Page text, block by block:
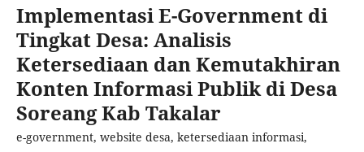
Implementasi E-Government di
Tingkat Desa: Analisis
Ketersediaan dan Kemutakhiran
Konten Informasi Publik di Desa
Soreang Kab Takalar
e-government, website desa, ketersediaan informasi,